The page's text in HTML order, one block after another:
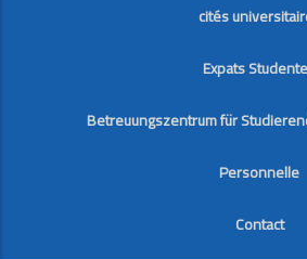
cités
Expats
Betreuungszentrum für
Personnelle
Contact